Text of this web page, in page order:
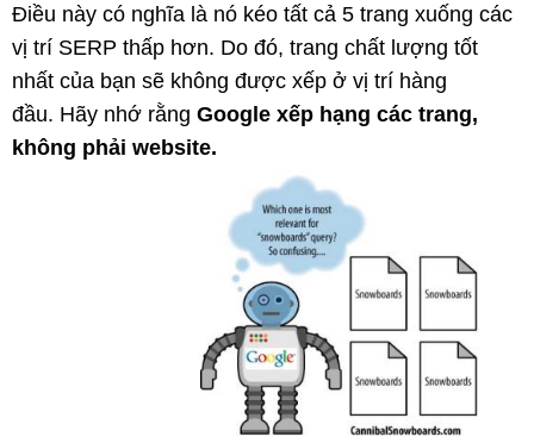
Điều này có nghĩa là nó kéo tất cả 5 trang xuống các
vị trí SERP thấp hơn. Do đó, trang chất lượng tốt
nhất của bạn sẽ không được xếp ở vị trí hàng
đầu. Hãy nhớ rằng Google xếp hạng các trang,
không phải website.